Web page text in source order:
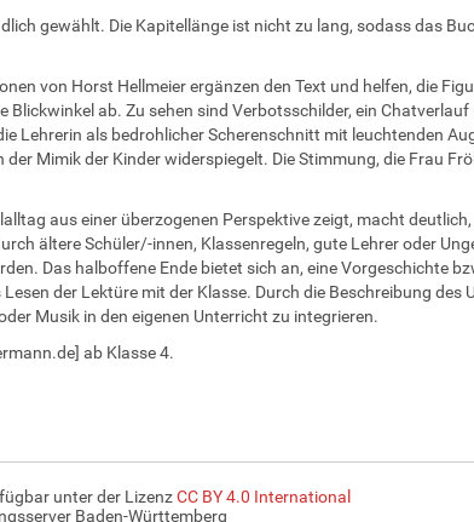
gewählt. Die Kapitellänge ist nicht zu lang, sodass das
von Horst Hellmeier ergänzen den Text und helfen, die
Blickwinkel ab. Zu sehen sind Verbotsschilder, ein
Lehrerin als bedrohlicher Scherenschnitt mit leuchtenden
der Mimik der Kinder widerspiegelt. Die Stimmung, die Frau
aus einer überzogenen Perspektive zeigt, macht
ältere Schüler/-innen, Klassenregeln, gute Lehrer oder
Das halboffene Ende bietet sich an, eine Vorgeschichte
der Lektüre mit der Klasse. Durch die Beschreibung des
Musik in den eigenen Unterricht zu integrieren.
ab Klasse 4.
unter der LizenzCC BY 4.0 International
Baden-Württemberg